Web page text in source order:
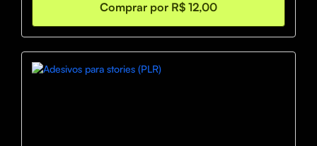
Comprar por R$ 12,00